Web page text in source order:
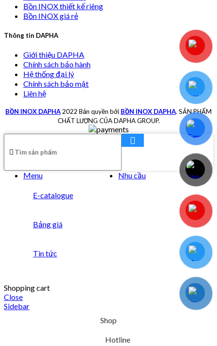
Bồn INOX thiết kế riêng
Bồn INOX giá rẻ
Thông tin DAPHA
Giới thiệu DAPHA
Chính sách bảo hành
Hệ thống đại lý
Chính sách bảo mật
Liên hệ
BỒN INOX DAPHA 2022 Bản quyền bởi BỒN INOX DAPHA. SẢN PHẨM
CHẤT LƯỢNG CỦA DAPHA GROUP.
Menu Nhu cầu
E-catalogue
Bảng giá
Tin tức
Shopping cart
Close
Sidebar
Shop
Hotline